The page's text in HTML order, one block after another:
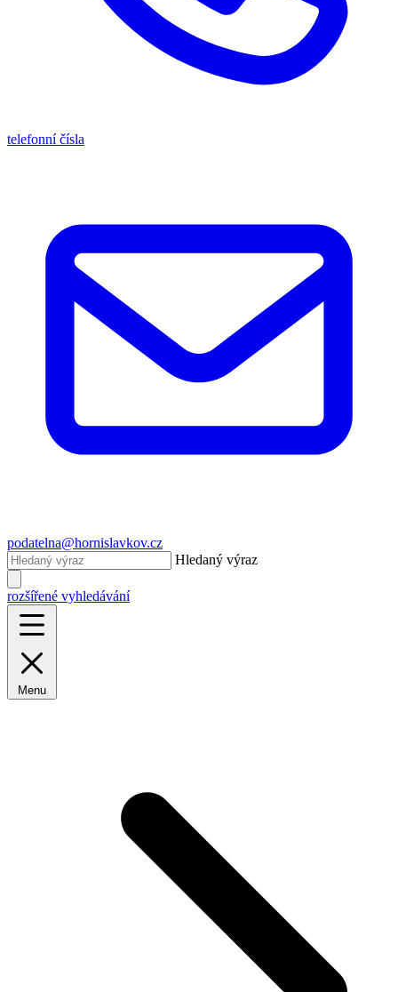
telefonní čísla
podatelna@hornislavkov.cz
Hledaný výraz
rozšířené vyhledávání
Menu